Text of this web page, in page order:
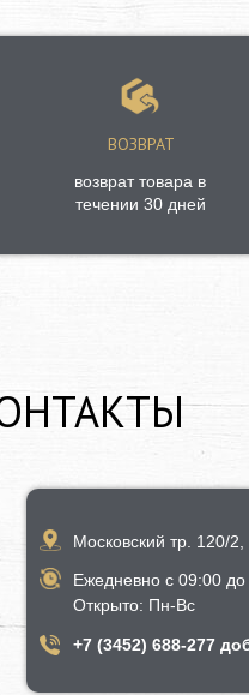
ВОЗВРАТ
возврат товара в
течении 30 дней
Московский тр. 120/
Ежедневно с 09:00
​Открыто​: Пн-Вс
+7 (3452) 688-277